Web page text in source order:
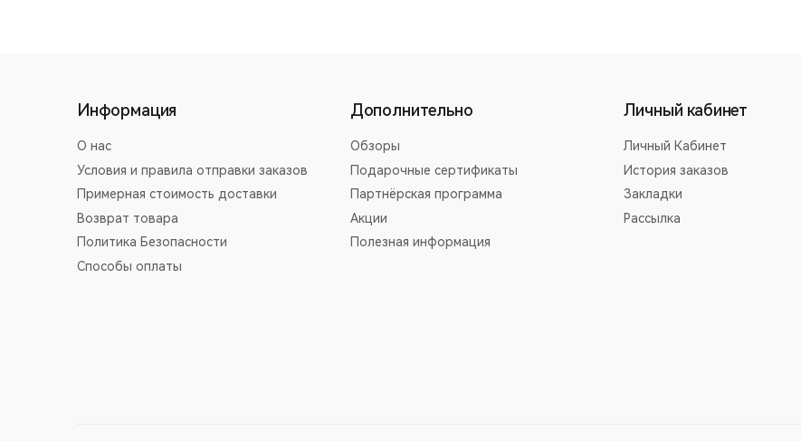
Информация
О нас
Условия и правила отправки заказов
Примерная стоимость доставки
Возврат товара
Политика Безопасности
Способы оплаты
Дополнительно
Обзоры
Подарочные сертификаты
Партнёрская программа
Акции
Полезная информация
Личный кабинет
Личный Кабинет
История заказов
Закладки
Рассылка